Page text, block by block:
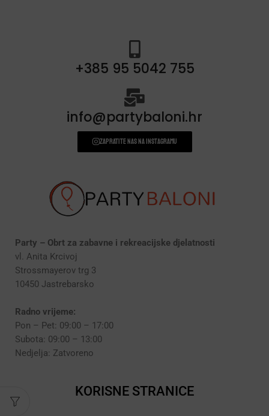
+385 95 5042 755
info@partybaloni.hr
Zapratite nas na instagramu
Party – Obrt za zabavne i rekreacijske djelatnosti
vl. Anita Krcivoj
Strossmayerov trg 3
10450 Jastrebarsko
Radno vrijeme:
Pon – Pet: 09:00 – 17:00
Subota: 09:00 – 13:00
Nedjelja: Zatvoreno
KORISNE STRANICE